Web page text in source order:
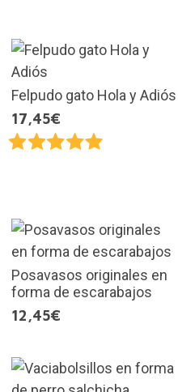
Felpudo gato Hola y Adiós
17,45€
Posavasos originales en
forma de escarabajos
12,45€